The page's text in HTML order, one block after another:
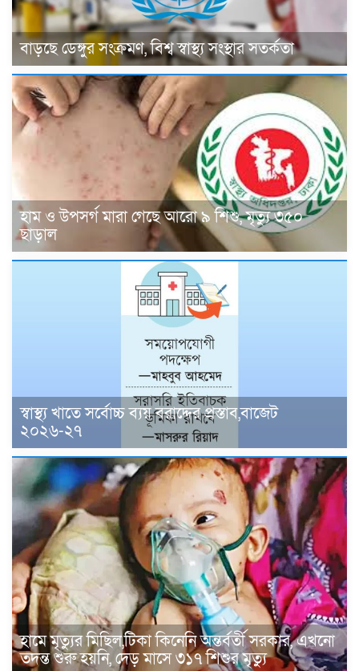
বাড়ছে ডেঙ্গুর সংক্রমণ, বিশ্ব স্বাস্থ্য সংস্থার সতর্কতা
হাম ও উপসর্গ মারা গেছে আরো ৯ শিশু, মৃত্যু ৩৫০
ছাড়াল
স্বাস্থ্য খাতে সর্বোচ্চ ব্যয় বরাদ্দের প্রস্তাব,বাজেট
২০২৬-২৭
হামে মৃত্যুর মিছিল,টিকা কিনেনি অন্তর্বর্তী সরকার, এখনো
তদন্ত শুরু হয়নি, দেড় মাসে ৩১৭ শিশুর মৃত্যু